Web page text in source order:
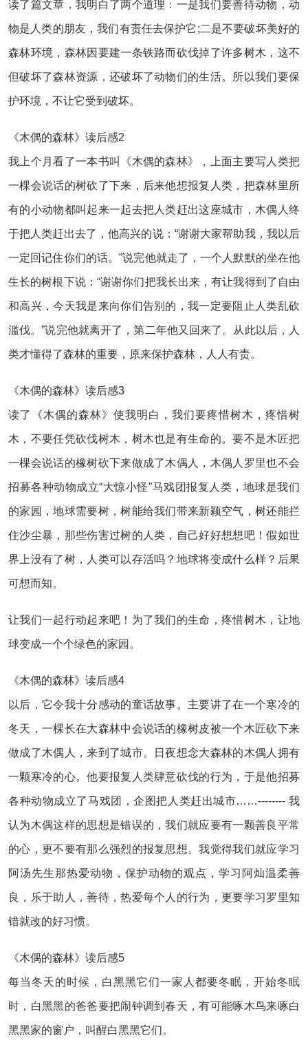
读了篇文章，我明白了两个道理：一是我们要善待动物，动
物是人类的朋友，我们有责任去保护它;二是不要破坏美好的
森林环境，森林因要建一条铁路而砍伐掉了许多树木，这不
但破坏了森林资源，还破坏了动物们的生活。所以我们要保
护环境，不让它受到破坏。
《木偶的森林》读后感2
我上个月看了一本书叫《木偶的森林》，上面主要写人类把
一棵会说话的树砍了下来，后来他想报复人类，把森林里所
有的小动物都叫起来一起去把人类赶出这座城市，木偶人终
于把人类赶出去了，他高兴的说：“谢谢大家帮助我，我以后
一定回记住你们的话。”说完他就走了，一个人默默的坐在他
生长的树根下说：“谢谢你们把我长出来，有让我得到了自由
和高兴，今天我是来向你们告别的，我一定要阻止人类乱砍
滥伐。”说完他就离开了，第二年他又回来了。从此以后，人
类才懂得了森林的重要，原来保护森林，人人有责。
《木偶的森林》读后感3
读了《木偶的森林》使我明白，我们要疼惜树木，疼惜树
木，不要任凭砍伐树木，树木也是有生命的。要不是木匠把
一棵会说话的橡树砍下来做成了木偶人，木偶人罗里也不会
招募各种动物成立“大惊小怪”马戏团报复人类，地球是我们
的家园，地球需要树，树能给我们带来新颖空气，树还能拦
住沙尘暴，那些伤害过树的人类，自己好好想想吧！假如世
界上没有了树，人类可以存活吗？地球将变成什么样？后果
可想而知。
让我们一起行动起来吧！为了我们的生命，疼惜树木，让地
球变成一个个绿色的家园。
《木偶的森林》读后感4
以后，它令我十分感动的童话故事。主要讲了在一个寒冷的
冬天，一棵长在大森林中会说话的橡树皮被一个木匠砍下来
做成了木偶人，来到了城市。日夜想念大森林的木偶人拥有
一颗寒冷的心。他要报复人类肆意砍伐的行为，于是他招募
各种动物成立了马戏团，企图把人类赶出城市……-------- 我
认为木偶这样的思想是错误的，我们就应要有一颗善良平常
的心，更不要有那么强烈的报复思想。我觉得我们就应学习
阿汤先生那热爱动物，保护动物的观点，学习阿灿温柔善
良，乐于助人，善待，热爱每个人的行为，更要学习罗里知
错就改的好习惯。
《木偶的森林》读后感5
每当冬天的时候，白黑黑它们一家人都要冬眠，开始冬眠
时，白黑黑的爸爸要把闹钟调到春天，有可能啄木鸟来啄白
黑黑家的窗户，叫醒白黑黑它们。